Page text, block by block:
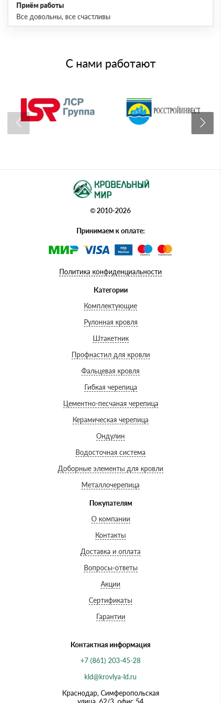
Приём работы
Все довольны, все счастливы
С нами работают
© 2010-2026
Принимаем к оплате:
Политика конфиденциальности
Категории
Комплектующие
Рулонная кровля
Штакетник
Профнастил для кровли
Фальцевая кровля
Гибкая черепица
Цементно-песчаная черепица
Керамическая черепица
Ондулин
Водосточная система
Доборные элементы для кровли
Металлочерепица
Покупателям
О компании
Контакты
Доставка и оплата
Вопросы-ответы
Акции
Сертификаты
Гарантии
Контактная информация
+7 (861) 203-45-28
kld@krovlya-ld.ru
Краснодар, Симферопольская
улица, 62/3, офис 54